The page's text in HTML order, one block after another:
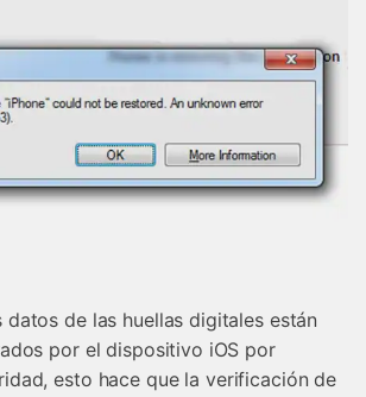
datos de las huellas digitales están
por el dispositivo iOS por
esto hace que la verificación de